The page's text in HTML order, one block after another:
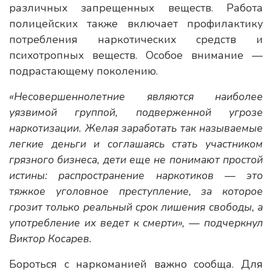
различных запрещенных веществ. Работа
полицейских также включает профилактику
потребления наркотических средств и
психотропных веществ. Особое внимание —
подрастающему поколению.
«Несовершеннолетние являются наиболее
уязвимой группой, подверженной угрозе
наркотизации. Желая заработать так называемые
легкие деньги и соглашаясь стать участником
грязного бизнеса, дети еще не понимают простой
истины: распространение наркотиков — это
тяжкое уголовное преступление, за которое
грозит только реальный срок лишения свободы, а
употребление их ведет к смерти», — подчеркнул
Виктор Косарев.
Бороться с наркоманией важно сообща. Для